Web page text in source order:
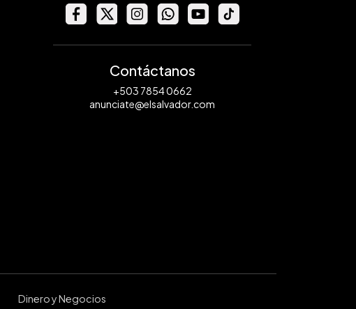
Contáctanos
+503 7854 0662
anunciate@elsalvador.com
Dinero y Negocios